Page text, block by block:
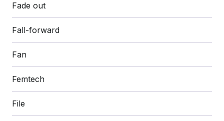
Fade out
Fall-forward
Fan
Femtech
File